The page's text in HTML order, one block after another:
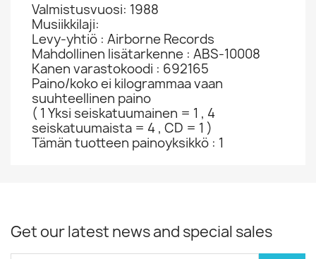
Valmistusvuosi: 1988
Musiikkilaji:
Levy-yhtiö : Airborne Records
Mahdollinen lisätarkenne : ABS-10008
Kanen varastokoodi : 692165
Paino/koko ei kilogrammaa vaan
suuhteellinen paino
( 1 Yksi seiskatuumainen = 1 , 4
seiskatuumaista = 4 , CD = 1 )
Tämän tuotteen painoyksikkö : 1
Get our latest news and special sales